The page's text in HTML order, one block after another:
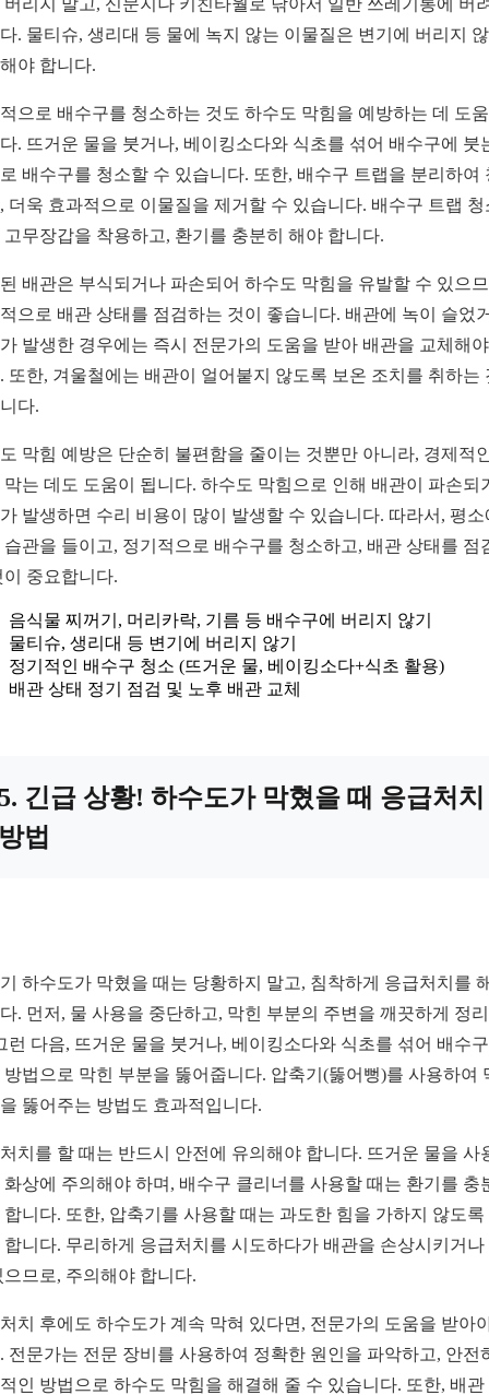
. 물티슈, 생리대 등 물에 녹지 않는 이물질은 변기에 버리지
야 합니다.
으로 배수구를 청소하는 것도 하수도 막힘을 예방하는 데 도
. 뜨거운 물을 붓거나, 베이킹소다와 식초를 섞어 배수구에 붓
배수구를 청소할 수 있습니다. 또한, 배수구 트랩을 분리하여
더욱 효과적으로 이물질을 제거할 수 있습니다. 배수구 트랩 청
고무장갑을 착용하고, 환기를 충분히 해야 합니다.
배관은 부식되거나 파손되어 하수도 막힘을 유발할 수 있으
으로 배관 상태를 점검하는 것이 좋습니다. 배관에 녹이 슬었
발생한 경우에는 즉시 전문가의 도움을 받아 배관을 교체해
또한, 겨울철에는 배관이 얼어붙지 않도록 보온 조치를 취하는
다.
막힘 예방은 단순히 불편함을 줄이는 것뿐만 아니라, 경제적
막는 데도 도움이 됩니다. 하수도 막힘으로 인해 배관이 파손되
발생하면 수리 비용이 많이 발생할 수 있습니다. 따라서, 평소
습관을 들이고, 정기적으로 배수구를 청소하고, 배관 상태를 점
이 중요합니다.
음식물 찌꺼기, 머리카락, 기름 등 배수구에 버리지 않기
물티슈, 생리대 등 변기에 버리지 않기
정기적인 배수구 청소 (뜨거운 물, 베이킹소다+식초 활용)
배관 상태 정기 점검 및 노후 배관 교체
긴급 상황! 하수도가 막혔을 때 응급처치
법
하수도가 막혔을 때는 당황하지 말고, 침착하게 응급처치를
. 먼저, 물 사용을 중단하고, 막힌 부분의 주변을 깨끗하게 정
런 다음, 뜨거운 물을 붓거나, 베이킹소다와 식초를 섞어 배수
방법으로 막힌 부분을 뚫어줍니다. 압축기(뚫어뻥)를 사용하여
뚫어주는 방법도 효과적입니다.
치를 할 때는 반드시 안전에 유의해야 합니다. 뜨거운 물을 사
화상에 주의해야 하며, 배수구 클리너를 사용할 때는 환기를 충
합니다. 또한, 압축기를 사용할 때는 과도한 힘을 가하지 않도록
합니다. 무리하게 응급처치를 시도하다가 배관을 손상시키거나
으므로, 주의해야 합니다.
치 후에도 하수도가 계속 막혀 있다면, 전문가의 도움을 받아
전문가는 전문 장비를 사용하여 정확한 원인을 파악하고, 안전
인 방법으로 하수도 막힘을 해결해 줄 수 있습니다. 또한, 배관